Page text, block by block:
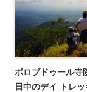
ボロブドゥール寺
日中のデイ トレ